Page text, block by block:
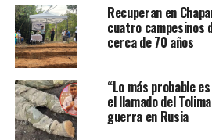
Recuperan en
cuatro campesinos
cerca de 70 años
“Lo más probable
el llamado del
guerra en Rusia